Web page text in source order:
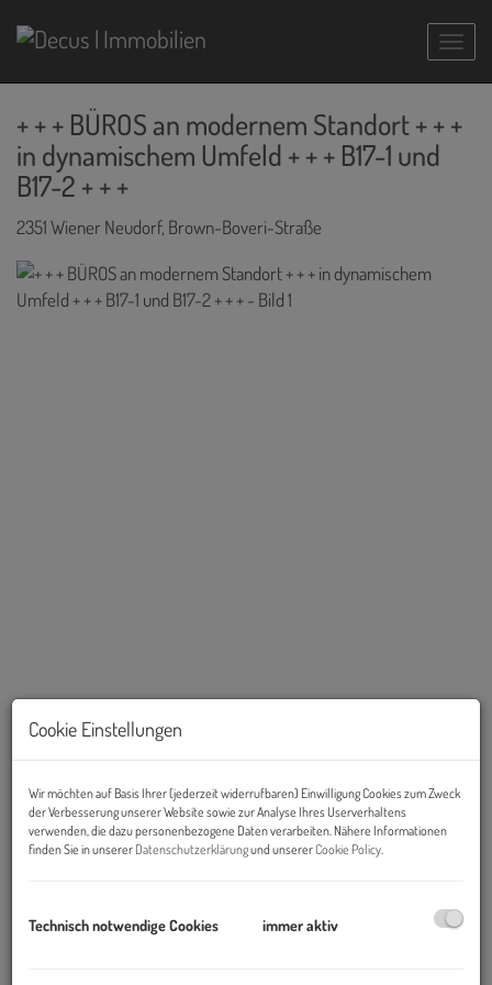
+ + + BÜROS an modernem Standort + + +
in dynamischem Umfeld + + + B17-1 und
B17-2 + + +
2351 Wiener Neudorf, Brown-Boveri-Straße
Beschreibung
Objekt und Lage:
DasBüro- und Logistikcenter B17-1und dasBüro- und
befinden sich in einem der bedeutendsten
(Industriezentrum Niederösterreich Süd)unmittelbar
Cookie Einstellungen
Wir möchten auf Basis Ihrer (jederzeit widerrufbaren) Einwilligung Cookies zum Zweck
der Verbesserung unserer Website sowie zur Analyse Ihres Userverhaltens
verwenden, die dazu personenbezogene Daten verarbeiten. Nähere Informationen
finden Sie in unserer Datenschutzerklärungund unsererCookie Policy.
Technisch notwendige Cookies immer aktiv